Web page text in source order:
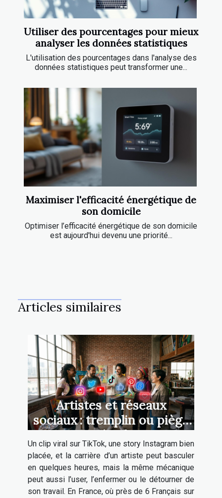
Utiliser des pourcentages pour mieux
analyser les données statistiques
L'utilisation des pourcentages dans l'analyse des
données statistiques peut transformer une...
Maximiser l'efficacité énergétique de
son domicile
Optimiser l’efficacité énergétique de son domicile
est aujourd'hui devenu une priorité...
Articles similaires
Artistes et réseaux
sociaux : tremplin ou piège
créatif ?
Un clip viral sur TikTok, une story Instagram bien
placée, et la carrière d’un artiste peut basculer
en quelques heures, mais la même mécanique
peut aussi l’user, l’enfermer ou le détourner de
son travail. En France, où près de 6 Français sur